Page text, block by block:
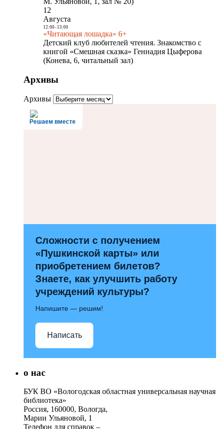
12
Августа
12:00- 13:00
«Читающая лошадка» 6+
Детский клуб любителей чтения. Знакомство с
книгой «Смешная сказка» Геннадия Цыферова
(Конева, 6, читальный зал)
Архивы
Архивы
Решаем вместе
Сложности с получением
«Пушкинской карты» или
приобретением билетов?
Знаете, как улучшить работу
учреждений культуры?
Напишите — решим!
Написать
о нас
БУК ВО «Вологодская областная универсальная научная
библиотека»
Россия, 160000, Вологда,
Марии Ульяновой, 1
Телефон для справок –